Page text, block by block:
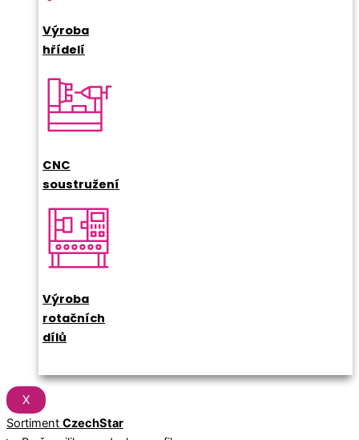
Výroba
hřídelí
CNC
soustružení
Výroba
rotačních
dílů
X
Sortiment CzechStar